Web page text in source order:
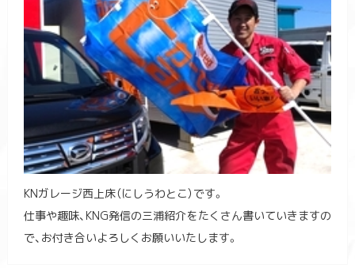
KNガレージ西上床（にしうわとこ）です。
仕事や趣味、KNG発信の三浦紹介をたくさん書いていきますの
で、お付き合いよろしくお願いいたします。